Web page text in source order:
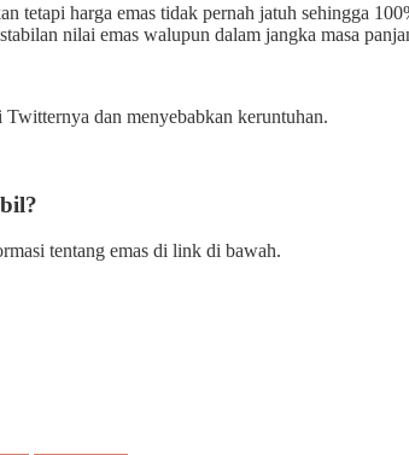
tetapi harga emas tidak pernah jatuh sehingga
nilai emas walupun dalam jangka masa
dan menyebabkan keruntuhan.
tentang emas di link di bawah.